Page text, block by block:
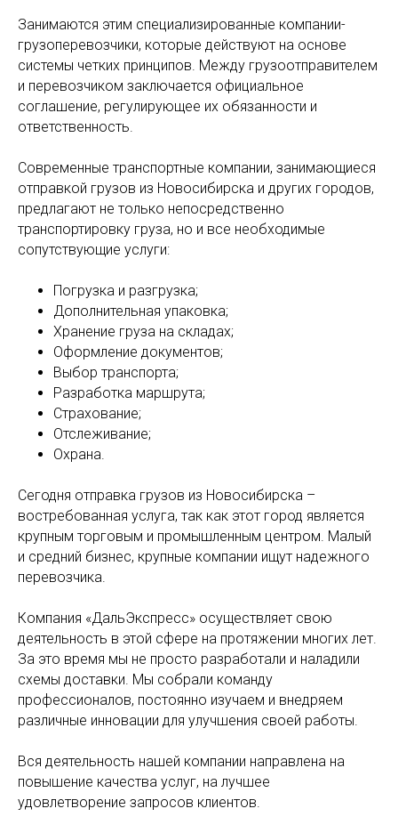
Занимаются этим специализированные компании-
грузоперевозчики, которые действуют на основе
системы четких принципов. Между грузоотправителем
и перевозчиком заключается официальное
соглашение, регулирующее их обязанности и
ответственность.
Современные транспортные компании, занимающиеся
отправкой грузов из Новосибирска и других городов,
предлагают не только непосредственно
транспортировку груза, но и все необходимые
сопутствующие услуги:
Погрузка и разгрузка;
Дополнительная упаковка;
Хранение груза на складах;
Оформление документов;
Выбор транспорта;
Разработка маршрута;
Страхование;
Отслеживание;
Охрана.
Сегодня отправка грузов из Новосибирска –
востребованная услуга, так как этот город является
крупным торговым и промышленным центром. Малый
и средний бизнес, крупные компании ищут надежного
перевозчика.
Компания «ДальЭкспресс» осуществляет свою
деятельность в этой сфере на протяжении многих лет.
За это время мы не просто разработали и наладили
схемы доставки. Мы собрали команду
профессионалов, постоянно изучаем и внедряем
различные инновации для улучшения своей работы.
Вся деятельность нашей компании направлена на
повышение качества услуг, на лучшее
удовлетворение запросов клиентов.